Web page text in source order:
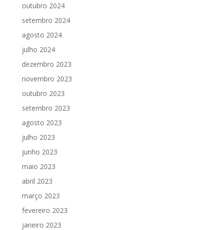
outubro 2024
setembro 2024
agosto 2024
julho 2024
dezembro 2023
novembro 2023
outubro 2023
setembro 2023
agosto 2023
julho 2023
junho 2023
maio 2023
abril 2023
março 2023
fevereiro 2023
janeiro 2023